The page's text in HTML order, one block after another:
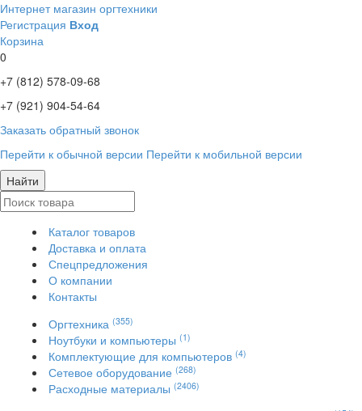
Интернет магазин оргтехники
Регистрация Вход
Корзина
0
+7 (812) 578-09-68
+7 (921) 904-54-64
Заказать обратный звонок
Перейти к обычной версии Перейти к мобильной версии
Найти
Каталог товаров
Доставка и оплата
Спецпредложения
О компании
Контакты
Оргтехника (355)
Ноутбуки и компьютеры (1)
Комплектующие для компьютеров (4)
Сетевое оборудование (268)
Расходные материалы (2406)